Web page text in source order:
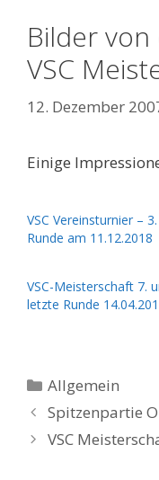
Bilder
VSC
12. Dezember
Einige
VSC Vereinsturnier – 3.
Runde am 11.12.2018
VSC-Meisterschaft 7.
letzte Runde
Kategorien
Allgemein
Spitzenpartie
VSC